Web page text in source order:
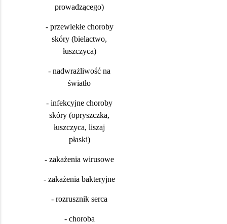
prowadzącego)
- przewlekłe choroby
skóry (bielactwo,
łuszczyca)
- nadwrażliwość na
światło
- infekcyjne choroby
skóry (opryszczka,
łuszczyca, liszaj
płaski)
- zakażenia wirusowe
- zakażenia bakteryjne
- rozrusznik serca
- choroba